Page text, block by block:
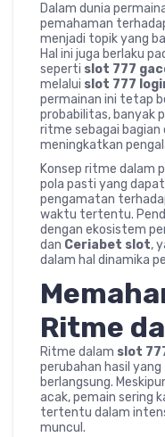
Dalam dunia
pemahaman
menjadi topik yang
Hal ini juga berlaku
seperti slot 777
melalui slot 777
permainan ini tetap
probabilitas, banyak
ritme sebagai
meningkatkan
Konsep ritme dalam
pola pasti yang
pengamatan
waktu tertentu.
dengan ekosistem
dan Ceriabet slot,
dalam hal dinamika
Ritme
Ritme dalam slot
perubahan hasil
berlangsung.
acak, pemain sering
tertentu dalam
muncul.